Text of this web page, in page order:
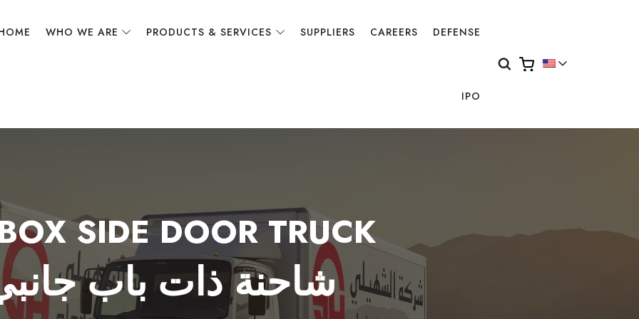
WHO WE ARE PRODUCTS & SERVICES SUPPLIERS CAREERS DEFENSE
IPO
SIDE DOOR TRUCK
شاحنة ذات باب